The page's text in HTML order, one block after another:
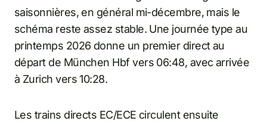
saisonnières, en général mi-décembre, mais le
schéma reste assez stable. Une journée type au
printemps 2026 donne un premier direct au
départ de München Hbf vers 06:48, avec arrivée
à Zurich vers 10:28.
Les trains directs EC/ECE circulent ensuite